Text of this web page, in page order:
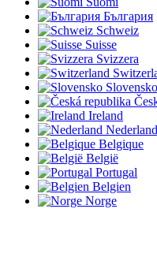
България
Schweiz
Suisse
Svizzera
Slovensko
Ireland
Nederland
Belgique
België
Portugal
Belgien
Norge